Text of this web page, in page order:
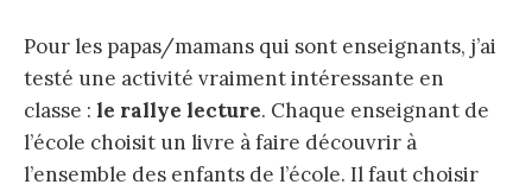
Pour les papas/mamans qui sont enseignants, j’ai
testé une activité vraiment intéressante en
classe : le rallye lecture. Chaque enseignant de
l’école choisit un livre à faire découvrir à
l’ensemble des enfants de l’école. Il faut choisir